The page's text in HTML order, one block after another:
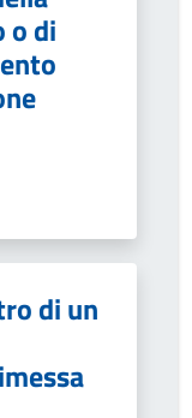
o di
di un